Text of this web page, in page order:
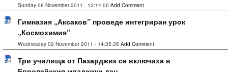
Sunday 06 November 2011 - 12:14:00 Add Comment
Гимназия „Аксаков” проведе интегриран урок
„Космохимия”
Wednesday 02 November 2011 - 14:35:35 Add Comment
Три училища от Пазарджик се включиха в